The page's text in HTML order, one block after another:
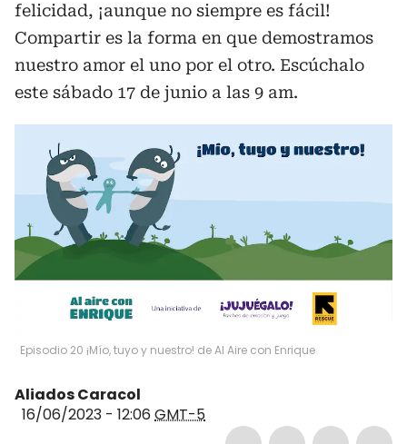
felicidad, ¡aunque no siempre es fácil!
Compartir es la forma en que demostramos
nuestro amor el uno por el otro. Escúchalo
este sábado 17 de junio a las 9 am.
Episodio 20 ¡Mío, tuyo y nuestro! de Al Aire con Enrique
Aliados Caracol
16/06/2023 - 12:06 GMT-5